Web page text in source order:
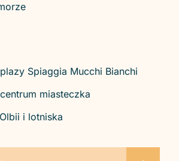
Spiaggia Mucchi Bianchi
miasteczka
i lotniska